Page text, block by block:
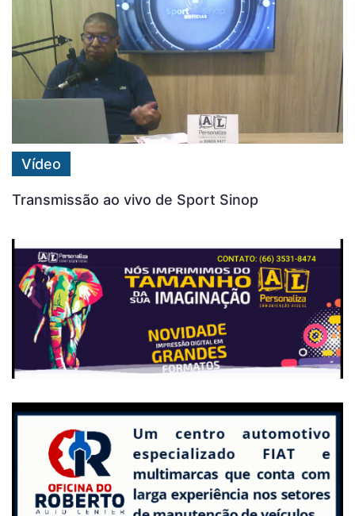
Vídeo
Transmissão ao vivo de Sport Sinop